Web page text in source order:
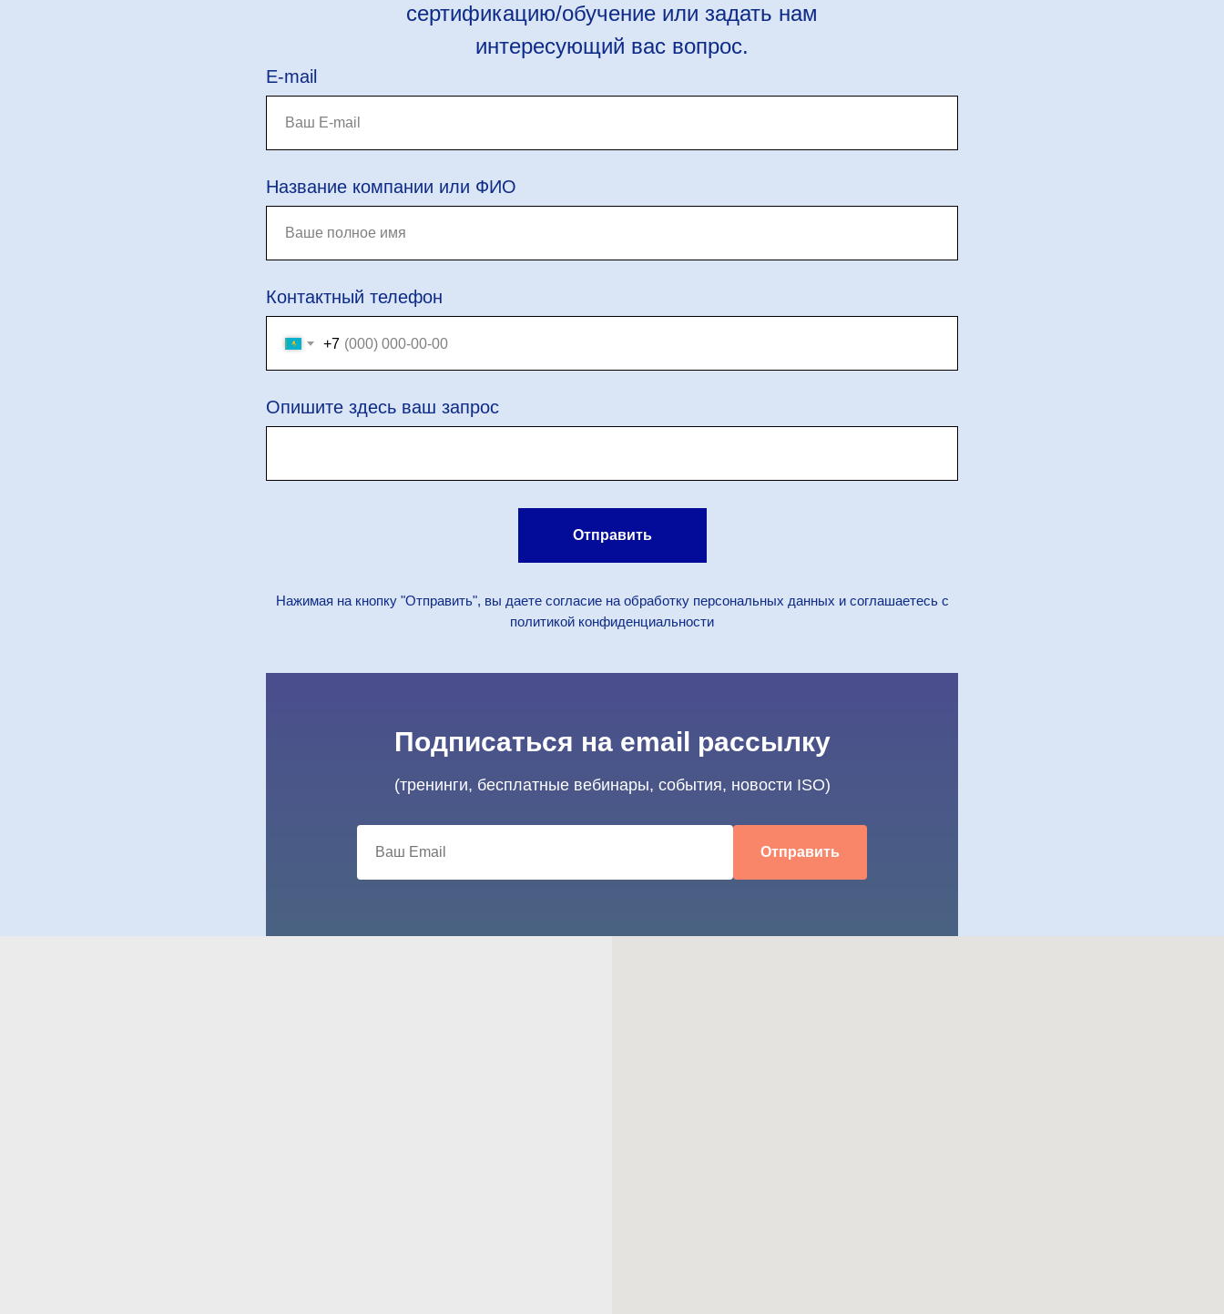
сертификацию/обучение или задать нам
интересующий вас вопрос.
E-mail
Название компании или ФИО
Контактный телефон
+7
Опишите здесь ваш запрос
Отправить
Нажимая на кнопку "Отправить", вы даете согласие на обработку персональных данных и соглашаетесь c
политикой конфиденциальности
Подписаться на email рассылку
(тренинги, бесплатные вебинары, события, новости ISO)
Отправить